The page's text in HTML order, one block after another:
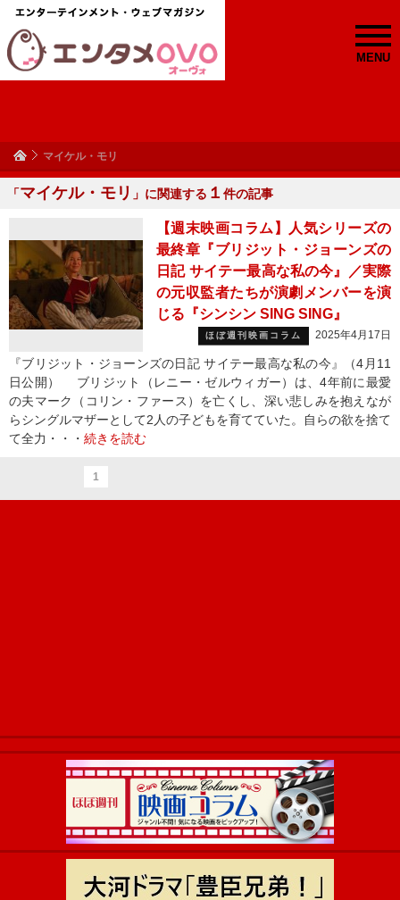
MENU
マイケル・モリ
「マイケル・モリ 」に関連する １ 件の記事
【週末映画コラム】人気シリーズの
最終章『ブリジット・ジョーンズの
日記 サイテー最高な私の今』／実際
の元収監者たちが演劇メンバーを演
じる『シンシン SING SING』
ほぼ週刊映画コラム 2025年4月17日
『ブリジット・ジョーンズの日記 サイテー最高な私の今』（4月11
日公開） ブリジット（レニー・ゼルウィガー）は、4年前に最愛
の夫マーク（コリン・ファース）を亡くし、深い悲しみを抱えなが
らシングルマザーとして2人の子どもを育てていた。自らの欲を捨て
て全力・・・ 続きを読む
1